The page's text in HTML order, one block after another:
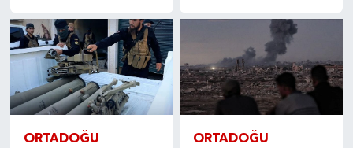
ORTADOĞU ORTADOĞU